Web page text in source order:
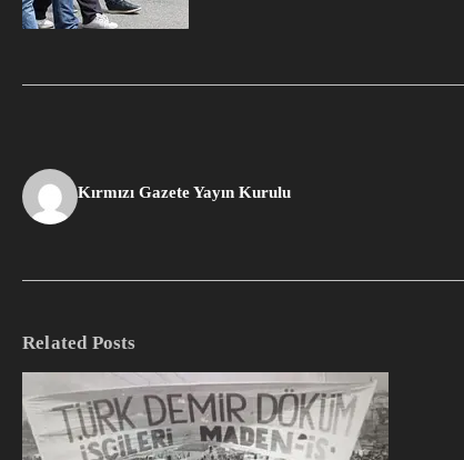
Kırmızı Gazete Yayın Kurulu
Related Posts